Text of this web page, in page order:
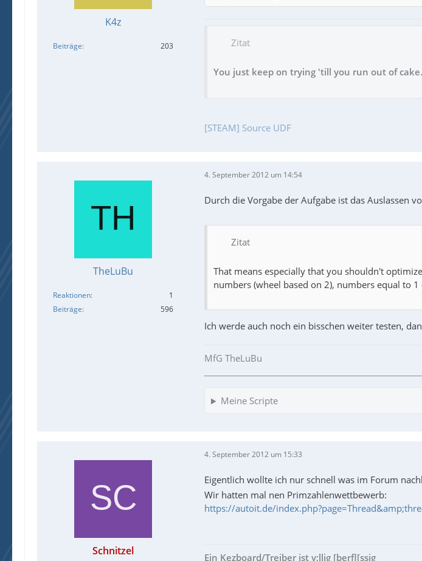
K4z
Beiträge 203 Zitat
You just keep on trying 'till you run out of cake.
[STEAM] Source UDF
TheLuBu
Reaktionen
1
Beiträge
596
4. September 2012 um 14:54
Durch die Vorgabe der Aufgabe ist das Auslassen
Zitat
That means especially that you shouldn't
numbers (wheel based on 2), numbers equal to
Ich werde auch noch ein bisschen weiter testen,
MfG TheLuBu
Meine Scripte
Schnitzel
4. September 2012 um 15:33
Eigentlich wollte ich nur schnell was im Forum
Wir hatten mal nen Primzahlenwettbewerb:
https://autoit.de/
Ein Kezboard/Treiber ist v;llig [berfl[ssig